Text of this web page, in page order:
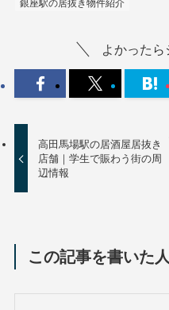
銀座駅の居抜き物件紹介
よかったら
高田馬場駅の居酒屋居抜き
店舗｜学生で賑わう街の周
辺情報
この記事を書いた人